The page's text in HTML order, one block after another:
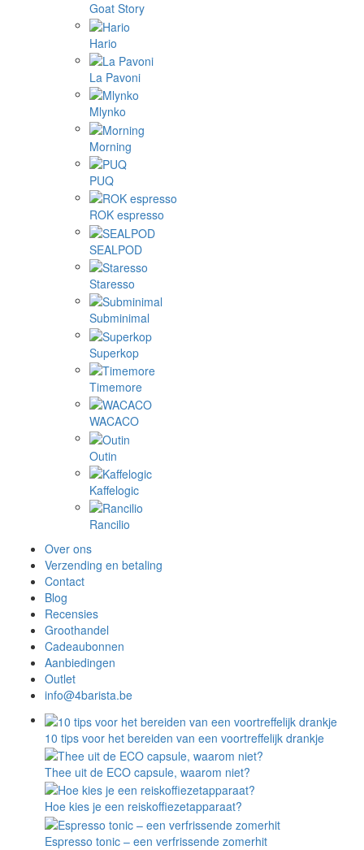
Goat Story
Hario
La Pavoni
Mlynko
Morning
PUQ
ROK espresso
SEALPOD
Staresso
Subminimal
Superkop
Timemore
WACACO
Outin
Kaffelogic
Rancilio
Over ons
Verzending en betaling
Contact
Blog
Recensies
Groothandel
Cadeaubonnen
Aanbiedingen
Outlet
info@4barista.be
10 tips voor het bereiden van een voortreffelijk drankje
Thee uit de ECO capsule, waarom niet?
Hoe kies je een reiskoffiezetapparaat?
Espresso tonic – een verfrissende zomerhit